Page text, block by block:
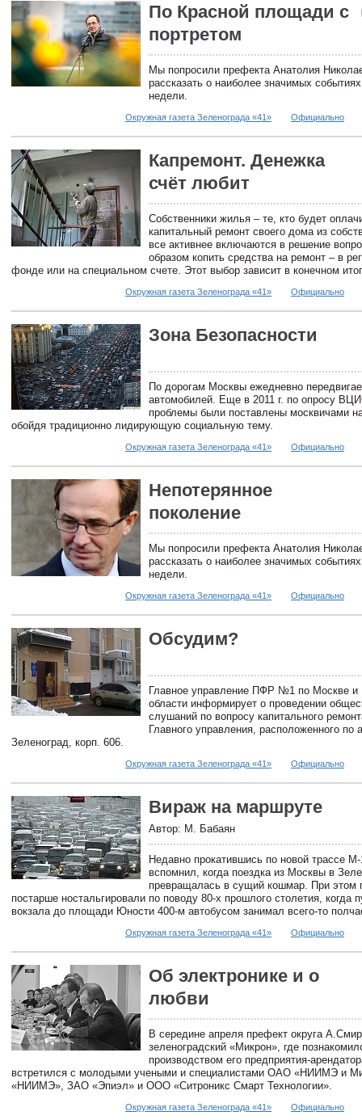
По Красной площади с
портретом
Мы попросили префекта Анатолия
рассказать о наиболее значимых
недели.
Окружная газета Зеленограда «41» Официально
Капремонт. Денежка
счёт любит
Собственники жилья – те, кто будет
капитальный ремонт своего дома из
все активнее включаются в решение
образом копить средства на ремонт – в
фонде или на специальном счете. Этот выбор зависит в конечном
Окружная газета Зеленограда «41» Официально
Зона Безопасности
По дорогам Москвы ежедневно
автомобилей. Еще в 2011 г. по опросу
проблемы были поставлены москвичами
обойдя традиционно лидирующую социальную тему.
Окружная газета Зеленограда «41» Официально
Непотерянное
поколение
Мы попросили префекта Анатолия
рассказать о наиболее значимых
недели.
Окружная газета Зеленограда «41» Официально
Обсудим?
Главное управление ПФР №1 по Москве и
области информирует о проведении
слушаний по вопросу капитального
Главного управления, расположенного по
Зеленоград, корп. 606.
Окружная газета Зеленограда «41» Официально
Вираж на маршруте
Автор: М. Бабаян
Недавно прокатившись по новой трассе
вспомнил, когда поездка из Москвы в
превращалась в сущий кошмар. При этом
постарше ностальгировали по поводу 80-х прошлого столетия, когда
вокзала до площади Юности 400-м автобусом занимал всего-то
Окружная газета Зеленограда «41» Официально
Об электронике и о
любви
В середине апреля префект округа
зеленоградский «Микрон», где
производством его предприятия-
встретился с молодыми учеными и специалистами ОАО «НИИМЭ и
«НИИМЭ», ЗАО «Эпиэл» и ООО «Ситроникс Смарт Технологии».
Окружная газета Зеленограда «41» Официально